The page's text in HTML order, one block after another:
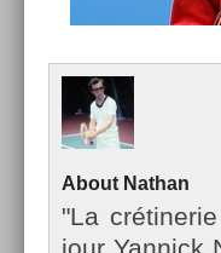
About Nat­han
"La